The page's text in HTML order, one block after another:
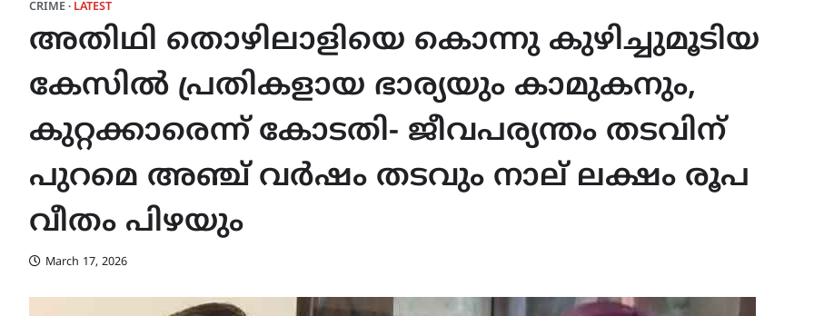
CRIME LATEST
അതിഥി തൊഴിലാളിയെ കൊന്നു കുഴിച്ചുമൂടിയ
കേസിൽ പ്രതികളായ ഭാര്യയും കാമുകനും,
കുറ്റക്കാരെന്ന് കോടതി- ജീവപര്യന്തം തടവിന്
പുറമെ അഞ്ച് വർഷം തടവും നാല് ലക്ഷം രൂപ
വീതം പിഴയും
March 17, 2026